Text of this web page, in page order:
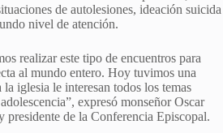
de autolesiones, ideación suicida
nivel de atención.
realizar este tipo de encuentros para
al mundo entero. Hoy tuvimos una
iglesia le interesan todos los temas
expresó monseñor Oscar
presidente de la Conferencia Episcopal.